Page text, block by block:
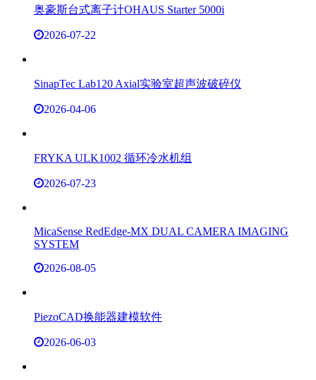
WARING
4升进口实验室搅拌机
征： 重型底座，配备强大的 3.75 峰值输入 HP 电机 密
封、精密、高科技的滚珠轴承系统延长了搅拌机的使用
寿命 3 速度加脉冲 4升不锈钢容器，带两个手柄和2件
WARING搅拌器 2026-08-07
上海书俊主要从事制药设备，生化仪器,分析仪器,试验设
极与科研院校及国内外公司建立广泛而密切的合作关
公司介绍 2026-08-07